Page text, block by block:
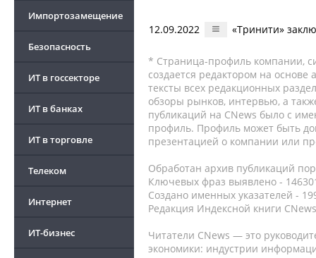
Импортозамещение
Безопасность
ИТ в госсекторе
ИТ в банках
ИТ в торговле
Телеком
Интернет
ИТ-бизнес
12.09.2022 «Тринити»
* Страница-профиль компании,
создается редактором на
тексты всех редакционных
обзоры рынков, интервью, а
публикаций на CNews было с
профиль. Профиль может быть
презентацией о компании или
Обработан архив публикаций
Ключевых фраз выявлено -
Создано именных указателей -
Редакция Индексной книги
Читатели CNews — это
экономики: индустрии